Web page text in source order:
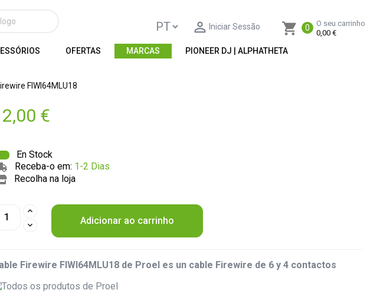
shopping_cart 0
O seu carrinho
0,00 €
 Iniciar Sessão
OFERTAS MARCAS PIONEER DJ | ALPHATHETA
FIWI64MLU18
€
En Stock
Receba-o em: 1-2 Dias
Recolha na loja
Adicionar ao carrinho
Firewire FIWI64MLU18 de Proel es un cable Firewire de 6 y 4 contactos